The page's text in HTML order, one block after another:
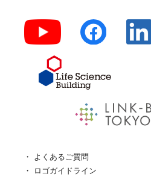
よくあるご質問
ロゴガイドライン